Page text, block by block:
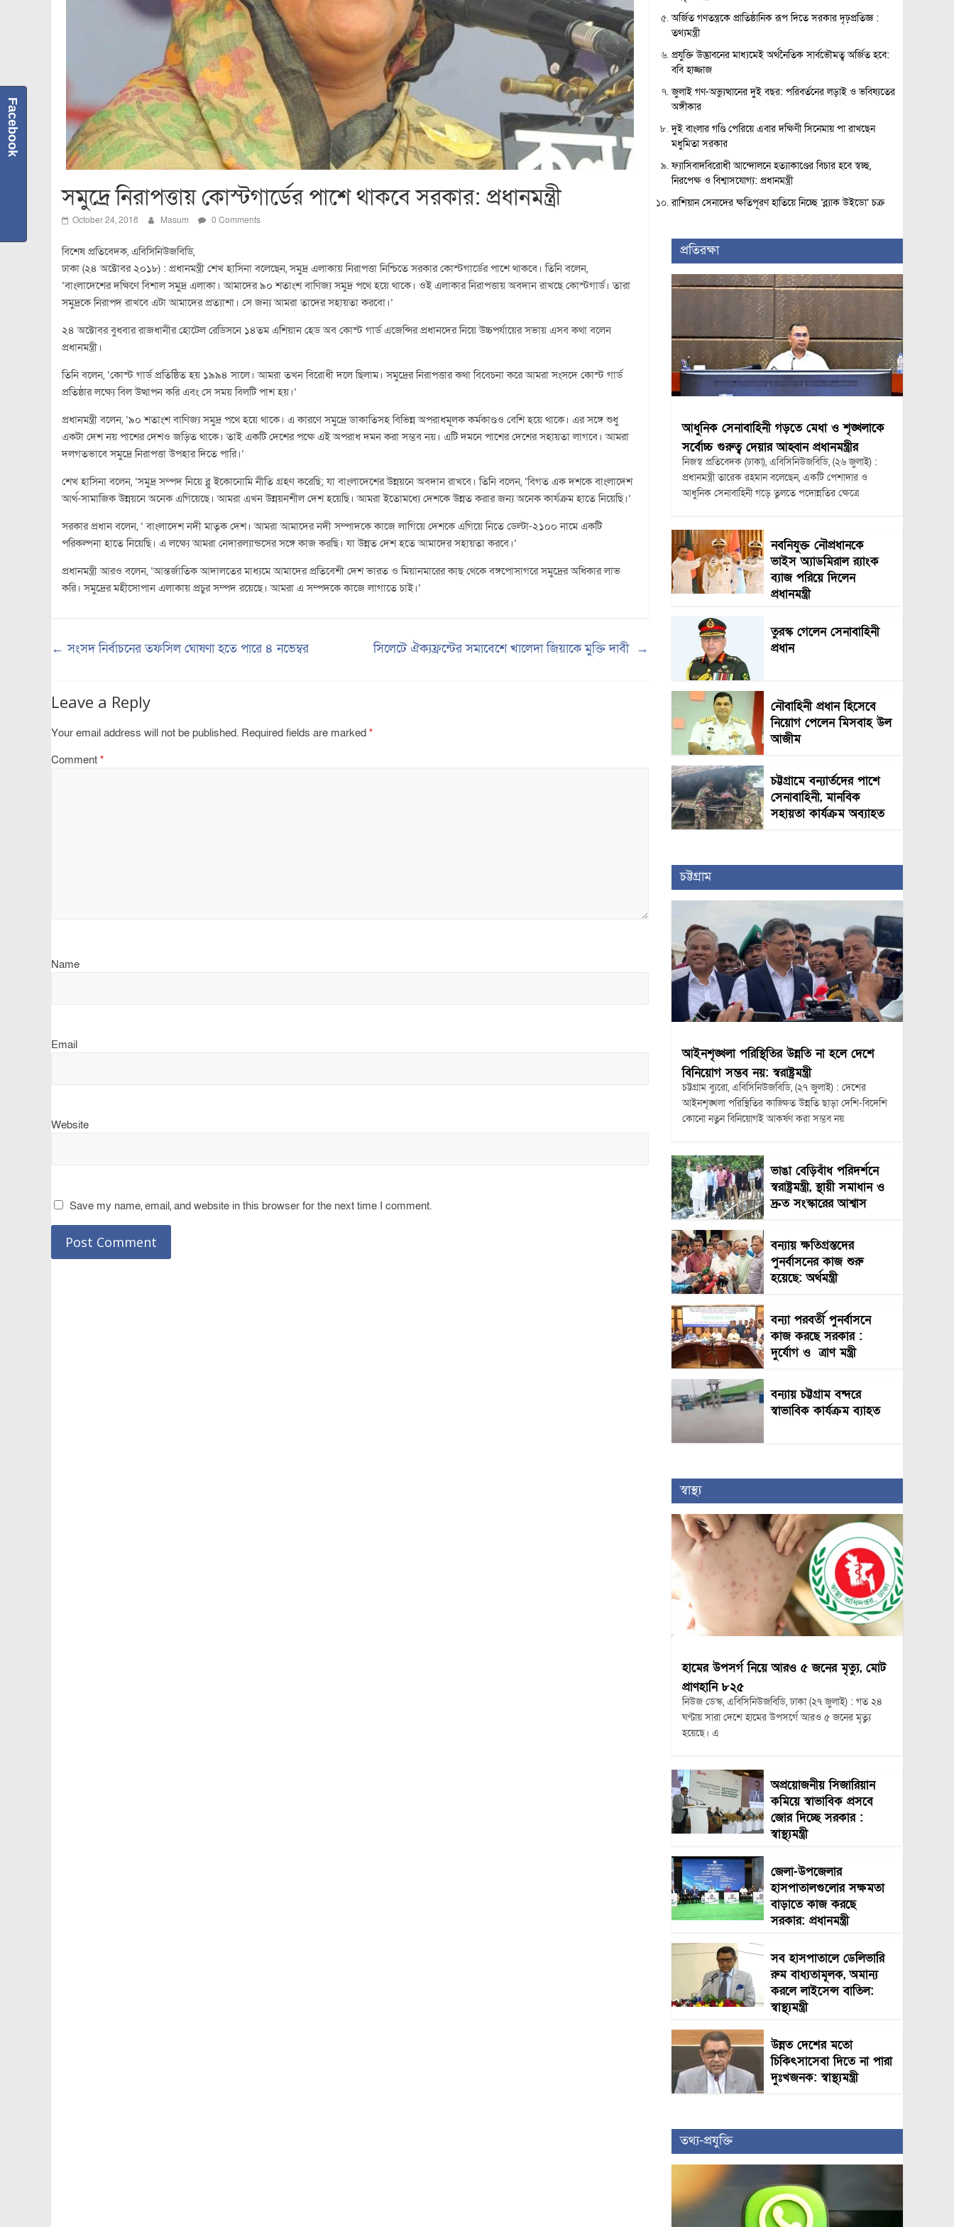
সমুদ্রে নিরাপত্তায় কোস্টগার্ডের পাশে থাকবে সরকার: প্রধানমন্ত্রী
October 24, 2018 Masum 0 Comments
বিশেষ প্রতিবেদক, এবিসিনিউজবিডি,
ঢাকা (২৪ অক্টোবর ২০১৮) : প্রধানমন্ত্রী শেখ হাসিনা বলেছেন, সমুদ্র এলাকায় নিরাপত্তা নিশ্চিতে সরকার কোস্টগার্ডের পাশে থাকবে। তিনি বলেন,
‘বাংলাদেশের দক্ষিণে বিশাল সমুদ্র এলাকা। আমাদের ৯০ শতাংশ বাণিজ্য সমুদ্র পথে হয়ে থাকে। ওই এলাকার নিরাপত্তায় অবদান রাখছে কোস্টগার্ড। তারা
সমুদ্রকে নিরাপদ রাখবে এটা আমাদের প্রত্যাশা। সে জন্য আমরা তাদের সহায়তা করবো।’
২৪ অক্টোবর বুধবার রাজধানীর হোটেল রেডিসনে ১৪তম এশিয়ান হেড অব কোস্ট গার্ড এজেন্সির প্রধানদের নিয়ে উচ্চপর্যায়ের সভায় এসব কথা বলেন
প্রধানমন্ত্রী।
তিনি বলেন, ‘কোস্ট গার্ড প্রতিষ্ঠিত হয় ১৯৯৪ সালে। আমরা তখন বিরোধী দলে ছিলাম। সমুদ্রের নিরাপত্তার কথা বিবেচনা করে আমরা সংসদে কোস্ট গার্ড
প্রতিষ্ঠার লক্ষ্যে বিল উত্থাপন করি এবং সে সময় বিলটি পাশ হয়।’
প্রধানমন্ত্রী বলেন, ‘৯০ শতাংশ বাণিজ্য সমুদ্র পথে হয়ে থাকে। এ কারণে সমুদ্রে ডাকাতিসহ বিভিন্ন অপরাধমূলক কর্মকাণ্ডও বেশি হয়ে থাকে। এর সঙ্গে শুধু
একটা দেশ নয় পাশের দেশও জড়িত থাকে। তাই একটি দেশের পক্ষে এই অপরাধ দমন করা সম্ভব নয়। এটি দমনে পাশের দেশের সহায়তা লাগবে। আমরা
দলগতভাবে সমুদ্রে নিরাপত্তা উপহার দিতে পারি।’
শেখ হাসিনা বলেন, ‘সমুদ্র সম্পদ নিয়ে ব্লু ইকোনোমি নীতি গ্রহণ করেছি; যা বাংলাদেশের উন্নয়নে অবদান রাখবে। তিনি বলেন, ‘বিগত এক দশকে বাংলাদেশ
আর্থ-সামাজিক উন্নয়নে অনেক এগিয়েছে। আমরা এখন উন্নয়নশীল দেশ হয়েছি। আমরা ইতোমধ্যে দেশকে উন্নত করার জন্য অনেক কার্যক্রম হাতে নিয়েছি।’
সরকার প্রধান বলেন, ‘ বাংলাদেশ নদী মাতৃক দেশ। আমরা আমাদের নদী সম্পাদকে কাজে লাগিয়ে দেশকে এগিয়ে নিতে ডেল্টা-২১০০ নামে একটি
পরিকল্পনা হাতে নিয়েছি। এ লক্ষ্যে আমরা নেদারল্যান্ডসের সঙ্গে কাজ করছি। যা উন্নত দেশ হতে আমাদের সহায়তা করবে।’
প্রধানমন্ত্রী আরও বলেন, ‘আন্তর্জাতিক আদালতের মাধ্যমে আমাদের প্রতিবেশী দেশ ভারত ও মিয়ানমারের কাছ থেকে বঙ্গপোসাগরে সমুদ্রের অধিকার লাভ
করি। সমুদ্রের মহীসোপান এলাকায় প্রচুর সম্পদ রয়েছে। আমরা এ সম্পদকে কাজে লাগাতে চাই।’
← সংসদ নির্বাচনের তফসিল ঘোষণা হতে পারে ৪ নভেম্বর সিলেটে ঐক্যফ্রন্টের সমাবেশে খালেদা জিয়াকে মুক্তি দাবী →
Leave a Reply
Your email address will not be published. Required fields are marked *
Comment *
Name
Email
Website
Save my name, email, and website in this browser for the next time I comment.
অর্জিত গণতন্ত্রকে প্রাতিষ্ঠানিক রূপ দিতে সরকার দৃঢ়প্রতিজ্ঞ :
তথ্যমন্ত্রী
প্রযুক্তি উদ্ভাবনের মাধ্যমেই অর্থনৈতিক সার্বভৌমত্ব অর্জিত হবে:
ববি হাজ্জাজ
জুলাই গণ-অভ্যুত্থানের দুই বছর: পরিবর্তনের লড়াই ও ভবিষ্যতের
অঙ্গীকার
দুই বাংলার গণ্ডি পেরিয়ে এবার দক্ষিণী সিনেমায় পা রাখছেন
মধুমিতা সরকার
ফ্যাসিবাদবিরোধী আন্দোলনে হত্যাকাণ্ডের বিচার হবে স্বচ্ছ,
নিরপেক্ষ ও বিশ্বাসযোগ্য: প্রধানমন্ত্রী
রাশিয়ান সেনাদের ক্ষতিপূরণ হাতিয়ে নিচ্ছে ‘ব্ল্যাক উইডো’ চক্র
প্রতিরক্ষা
আধুনিক সেনাবাহিনী গড়তে মেধা ও শৃঙ্খলাকে
সর্বোচ্চ গুরুত্ব দেয়ার আহ্বান প্রধানমন্ত্রীর
নিজস্ব প্রতিবেদক (ঢাকা), এবিসিনিউজবিডি, (২৬ জুলাই) :
প্রধানমন্ত্রী তারেক রহমান বলেছেন, একটি পেশাদার ও
আধুনিক সেনাবাহিনী গড়ে তুলতে পদোন্নতির ক্ষেত্রে
নবনিযুক্ত নৌপ্রধানকে
ভাইস অ্যাডমিরাল র‍্যাংক
ব্যাজ পরিয়ে দিলেন
প্রধানমন্ত্রী
তুরস্ক গেলেন সেনাবাহিনী
প্রধান
নৌবাহিনী প্রধান হিসেবে
নিয়োগ পেলেন মিসবাহ উল
আজীম
চট্টগ্রামে বন্যার্তদের পাশে
সেনাবাহিনী, মানবিক
সহায়তা কার্যক্রম অব্যাহত
চট্টগ্রাম
আইনশৃঙ্খলা পরিস্থিতির উন্নতি না হলে দেশে
বিনিয়োগ সম্ভব নয়: স্বরাষ্ট্রমন্ত্রী
চট্টগ্রাম ব্যুরো, এবিসিনিউজবিডি, (২৭ জুলাই) : দেশের
আইনশৃঙ্খলা পরিস্থিতির কাঙ্ক্ষিত উন্নতি ছাড়া দেশি-বিদেশি
কোনো নতুন বিনিয়োগই আকর্ষণ করা সম্ভব নয়
ভাঙা বেড়িবাঁধ পরিদর্শনে
স্বরাষ্ট্রমন্ত্রী, স্থায়ী সমাধান ও
দ্রুত সংস্কারের আশ্বাস
বন্যায় ক্ষতিগ্রস্তদের
পুনর্বাসনের কাজ শুরু
হয়েছে: অর্থমন্ত্রী
বন্যা পরবর্তী পুনর্বাসনে
কাজ করছে সরকার :
দুর্যোগ ও ত্রাণ মন্ত্রী
বন্যায় চট্টগ্রাম বন্দরে
স্বাভাবিক কার্যক্রম ব্যাহত
স্বাস্থ্য
হামের উপসর্গ নিয়ে আরও ৫ জনের মৃত্যু, মোট
প্রাণহানি ৮২৫
নিউজ ডেস্ক, এবিসিনিউজবিডি, ঢাকা (২৭ জুলাই) : গত ২৪
ঘণ্টায় সারা দেশে হামের উপসর্গে আরও ৫ জনের মৃত্যু
হয়েছে। এ
অপ্রয়োজনীয় সিজারিয়ান
কমিয়ে স্বাভাবিক প্রসবে
জোর দিচ্ছে সরকার :
স্বাস্থ্যমন্ত্রী
জেলা-উপজেলার
হাসপাতালগুলোর সক্ষমতা
বাড়াতে কাজ করছে
সরকার: প্রধানমন্ত্রী
সব হাসপাতালে ডেলিভারি
রুম বাধ্যতামূলক, অমান্য
করলে লাইসেন্স বাতিল:
স্বাস্থ্যমন্ত্রী
উন্নত দেশের মতো
চিকিৎসাসেবা দিতে না পারা
দুঃখজনক: স্বাস্থ্যমন্ত্রী
তথ্য-প্রযুক্তি
Facebook